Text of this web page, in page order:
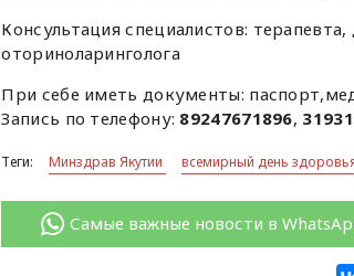
Консультация специалистов:
оториноларинголога
При себе иметь документы:
Запись по телефону: 89247671896,
Теги: Минздрав Якутии всемирный день
Самые важные новости в